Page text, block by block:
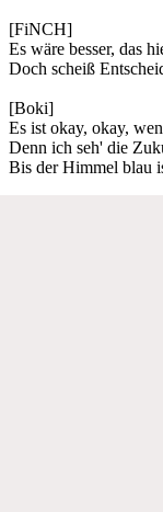
[FiNCH]
Es wäre besser, das
Doch scheiß
[Boki]
Es ist okay, okay,
Denn ich seh' die
Bis der Himmel blau